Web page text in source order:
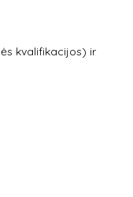
kvalifikacijos) ir